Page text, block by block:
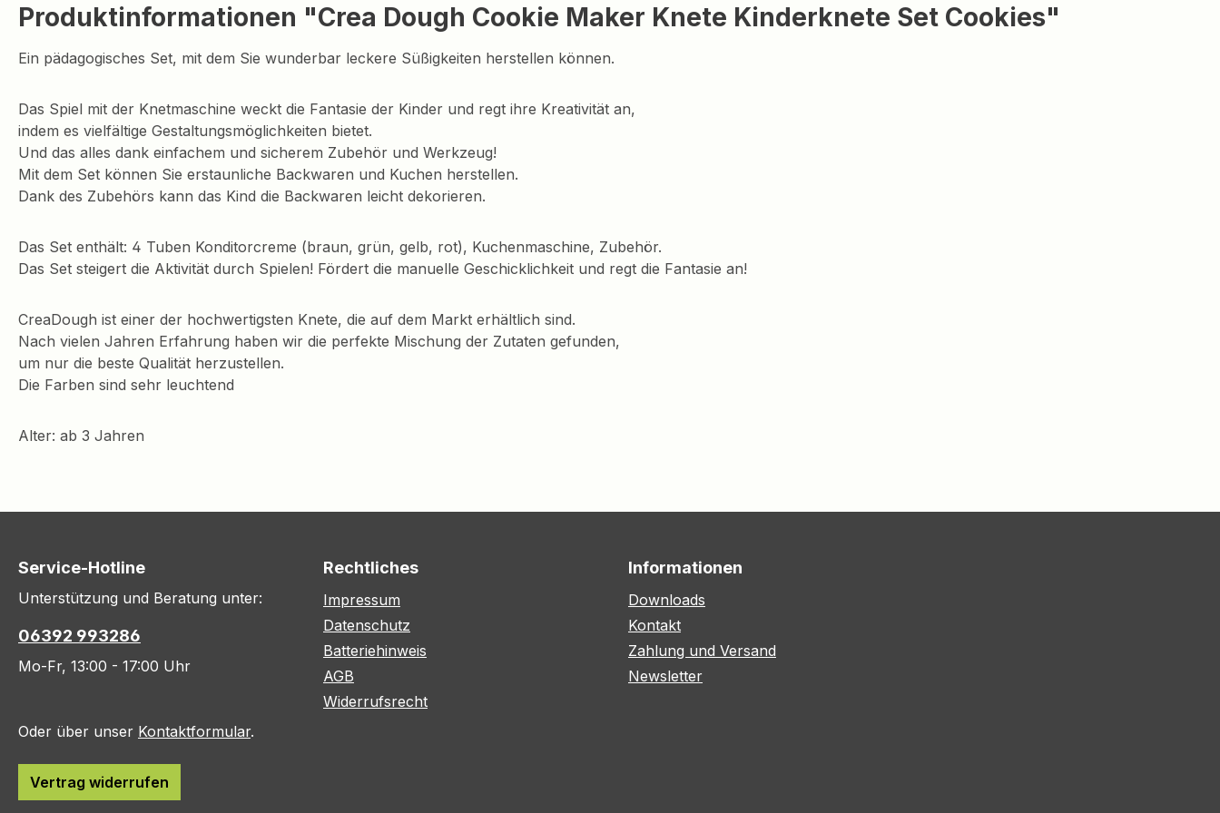
Produktinformationen "Crea Dough Cookie Maker Knete Kinderknete Set Cookies"
Ein pädagogisches Set, mit dem Sie wunderbar leckere Süßigkeiten herstellen können.
Das Spiel mit der Knetmaschine weckt die Fantasie der Kinder und regt ihre Kreativität an,
indem es vielfältige Gestaltungsmöglichkeiten bietet.
Und das alles dank einfachem und sicherem Zubehör und Werkzeug!
Mit dem Set können Sie erstaunliche Backwaren und Kuchen herstellen.
Dank des Zubehörs kann das Kind die Backwaren leicht dekorieren.
Das Set enthält: 4 Tuben Konditorcreme (braun, grün, gelb, rot), Kuchenmaschine, Zubehör.
Das Set steigert die Aktivität durch Spielen! Fördert die manuelle Geschicklichkeit und regt die Fantasie an!
CreaDough ist einer der hochwertigsten Knete, die auf dem Markt erhältlich sind.
Nach vielen Jahren Erfahrung haben wir die perfekte Mischung der Zutaten gefunden,
um nur die beste Qualität herzustellen.
Die Farben sind sehr leuchtend
Alter: ab 3 Jahren
Service-Hotline
Unterstützung und Beratung unter:
06392 993286
Mo-Fr, 13:00 - 17:00 Uhr
Oder über unser Kontaktformular.
Vertrag widerrufen
Rechtliches
Impressum
Datenschutz
Batteriehinweis
AGB
Widerrufsrecht
Informationen
Downloads
Kontakt
Zahlung und Versand
Newsletter